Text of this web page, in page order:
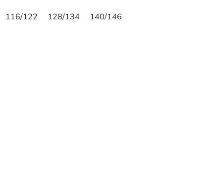
116/122 128/134 140/146